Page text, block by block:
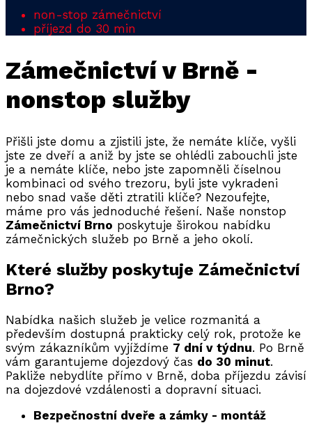
non-stop zámečnictví
příjezd do 30 min
Zámečnictví v Brně -
nonstop služby
Přišli jste domu a zjistili jste, že nemáte klíče, vyšli
jste ze dveří a aniž by jste se ohlédli zabouchli jste
je a nemáte klíče, nebo jste zapomněli číselnou
kombinaci od svého trezoru, byli jste vykradeni
nebo snad vaše děti ztratili klíče? Nezoufejte,
máme pro vás jednoduché řešení. Naše nonstop
Zámečnictví Brno poskytuje širokou nabídku
zámečnických služeb po Brně a jeho okolí.
Které služby poskytuje Zámečnictví
Brno?
Nabídka našich služeb je velice rozmanitá a
především dostupná prakticky celý rok, protože ke
svým zákazníkům vyjíždíme 7 dní v týdnu. Po Brně
vám garantujeme dojezdový čas do 30 minut.
Pakliže nebydlíte přímo v Brně, doba příjezdu závisí
na dojezdové vzdálenosti a dopravní situaci.
Bezpečnostní dveře a zámky - montáž